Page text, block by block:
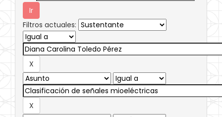
Filtros actuales: